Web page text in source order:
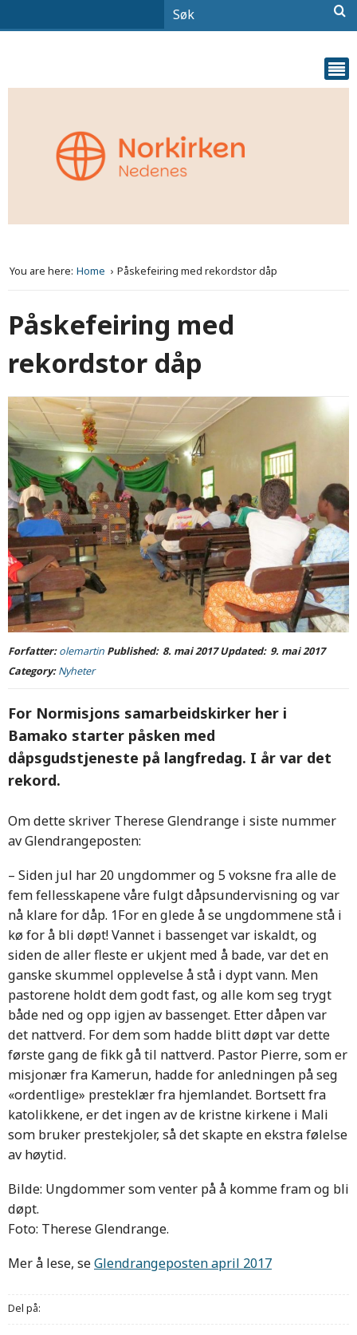
You are here: Home Påskefeiring med rekordstor dåp
Påskefeiring med
rekordstor dåp
Forfatter:olemartin Published: 8. mai 2017Updated: 9. mai 2017
Category:Nyheter
For Normisjons samarbeidskirker her i
Bamako starter påsken med
dåpsgudstjeneste på langfredag. I år var det
rekord.
Om dette skriver Therese Glendrange i siste nummer
av Glendrangeposten:
– Siden jul har 20 ungdommer og 5 voksne fra alle de
fem fellesskapene våre fulgt dåpsundervisning og var
nå klare for dåp. 1For en glede å se ungdommene stå i
kø for å bli døpt! Vannet i bassenget var iskaldt, og
siden de aller fleste er ukjent med å bade, var det en
ganske skummel opplevelse å stå i dypt vann. Men
pastorene holdt dem godt fast, og alle kom seg trygt
både ned og opp igjen av bassenget. Etter dåpen var
det nattverd. For dem som hadde blitt døpt var dette
første gang de fikk gå til nattverd. Pastor Pierre, som er
misjonær fra Kamerun, hadde for anledningen på seg
«ordentlige» presteklær fra hjemlandet. Bortsett fra
katolikkene, er det ingen av de kristne kirkene i Mali
som bruker prestekjoler, så det skapte en ekstra følelse
av høytid.
Bilde: Ungdommer som venter på å komme fram og bli
døpt.
Foto: Therese Glendrange.
Mer å lese, seGlendrangeposten april 2017
Del på: